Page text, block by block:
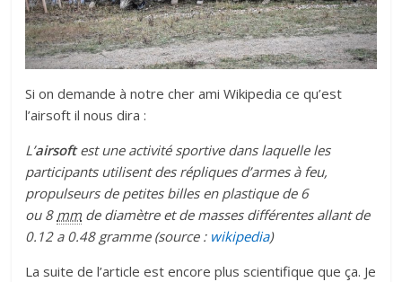
Si on demande à notre cher ami Wikipedia ce qu’est
l’airsoft il nous dira :
L’airsoftest une activité sportive dans laquelle les
participants utilisent des répliques d’armes à feu,
propulseurs de petites billes en plastique de 6
ou 8 mm de diamètre et de masses différentes allant de
0.12 a 0.48 gramme (source : wikipedia)
La suite de l’article est encore plus scientifique que ça. Je